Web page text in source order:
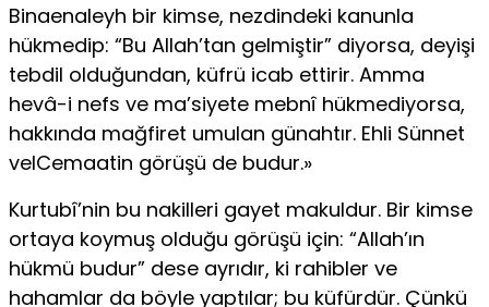
Binaenaleyh bir kimse, nezdindeki kanunla
hükmedip: “Bu Allah’tan gelmiştir” diyorsa, deyişi
tebdil olduğundan, küfrü icab ettirir. Amma
hevâ-i nefs ve ma’siyete mebnî hükmediyorsa,
hakkında mağfiret umulan günahtır. Ehli Sünnet
velCemaatin görüşü de budur.»
Kurtubî’nin bu nakilleri gayet makuldur. Bir kimse
ortaya koymuş olduğu görüşü için: “Allah’ın
hükmü budur” dese ayrıdır, ki rahibler ve
hahamlar da böyle yaptılar; bu küfürdür. Çünkü